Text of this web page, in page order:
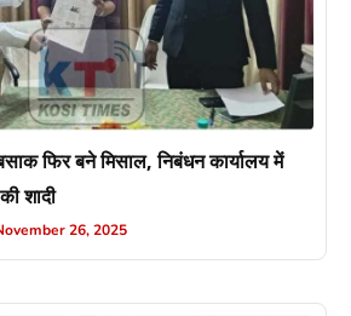
फिर बने मिसाल, निबंधन कार्यालय में
शादी
26, 2025